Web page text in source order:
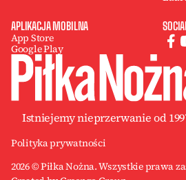
APLIKACJA MOBILNA
App Store
Google Play
Istniejemy nieprzerwanie od
Polityka prywatności
2026 © Piłka Nożna. Wszystkie prawa